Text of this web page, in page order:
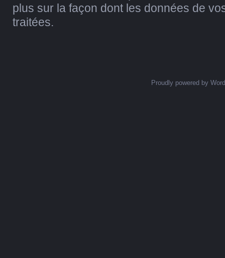
plus sur la façon dont les données de
traitées.
Proudly powered by